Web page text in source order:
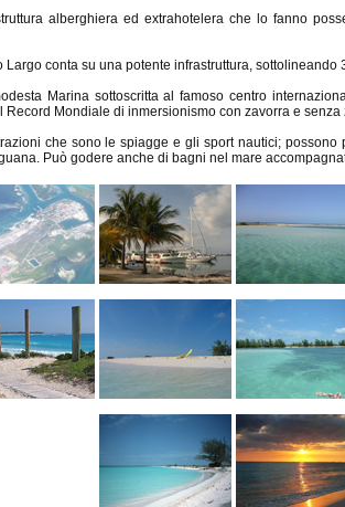
alberghiera ed extrahotelera che lo fanno
Largo conta su una potente infrastruttura,
Marina sottoscritta al famoso centro
Record Mondiale di inmersionismo con zavorra e senza
che sono le spiagge e gli sport nautici;
Può godere anche di bagni nel mare